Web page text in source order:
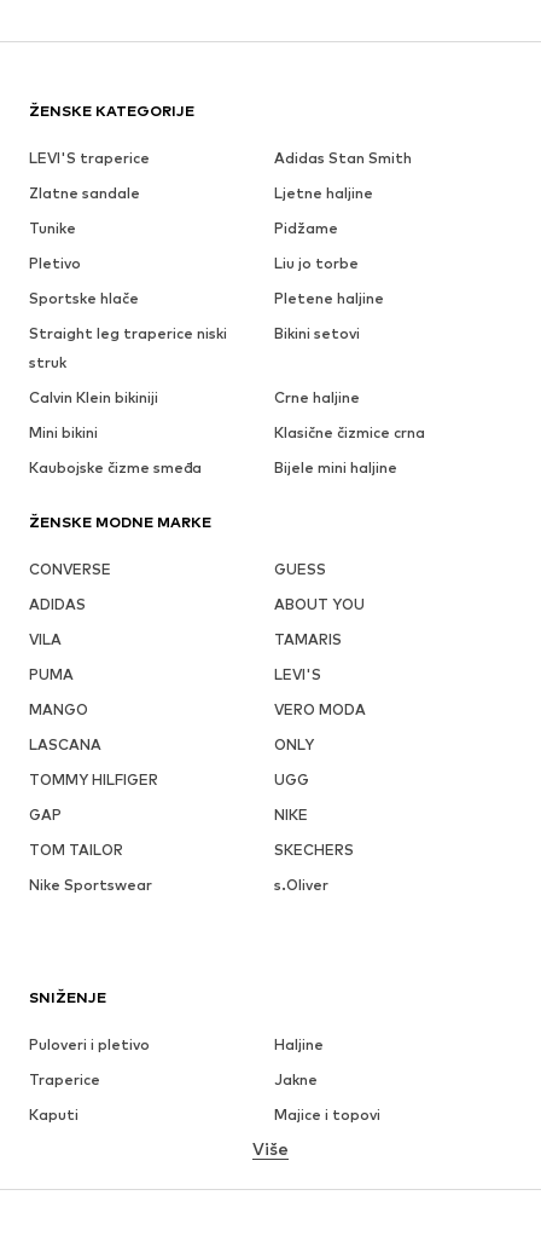
ŽENSKE KATEGORIJE
LEVI'S traperice
Adidas Stan Smith
Zlatne sandale
Ljetne haljine
Tunike
Pidžame
Pletivo
Liu jo torbe
Sportske hlače
Pletene haljine
Straight leg traperice niski
struk
Bikini setovi
Calvin Klein bikiniji
Crne haljine
Mini bikini
Klasične čizmice crna
Kaubojske čizme smeđa
Bijele mini haljine
ŽENSKE MODNE MARKE
CONVERSE
GUESS
ADIDAS
ABOUT YOU
VILA
TAMARIS
PUMA
LEVI'S
MANGO
VERO MODA
LASCANA
ONLY
TOMMY HILFIGER
UGG
GAP
NIKE
TOM TAILOR
SKECHERS
Nike Sportswear
s.Oliver
SNIŽENJE
Puloveri i pletivo
Haljine
Traperice
Jakne
Kaputi
Majice i topovi
Donje rublje
Više